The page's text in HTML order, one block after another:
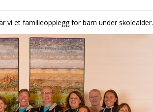
vi et familieopplegg for barn under skolealder.